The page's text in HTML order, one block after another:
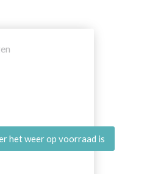
het weer op voorraad is